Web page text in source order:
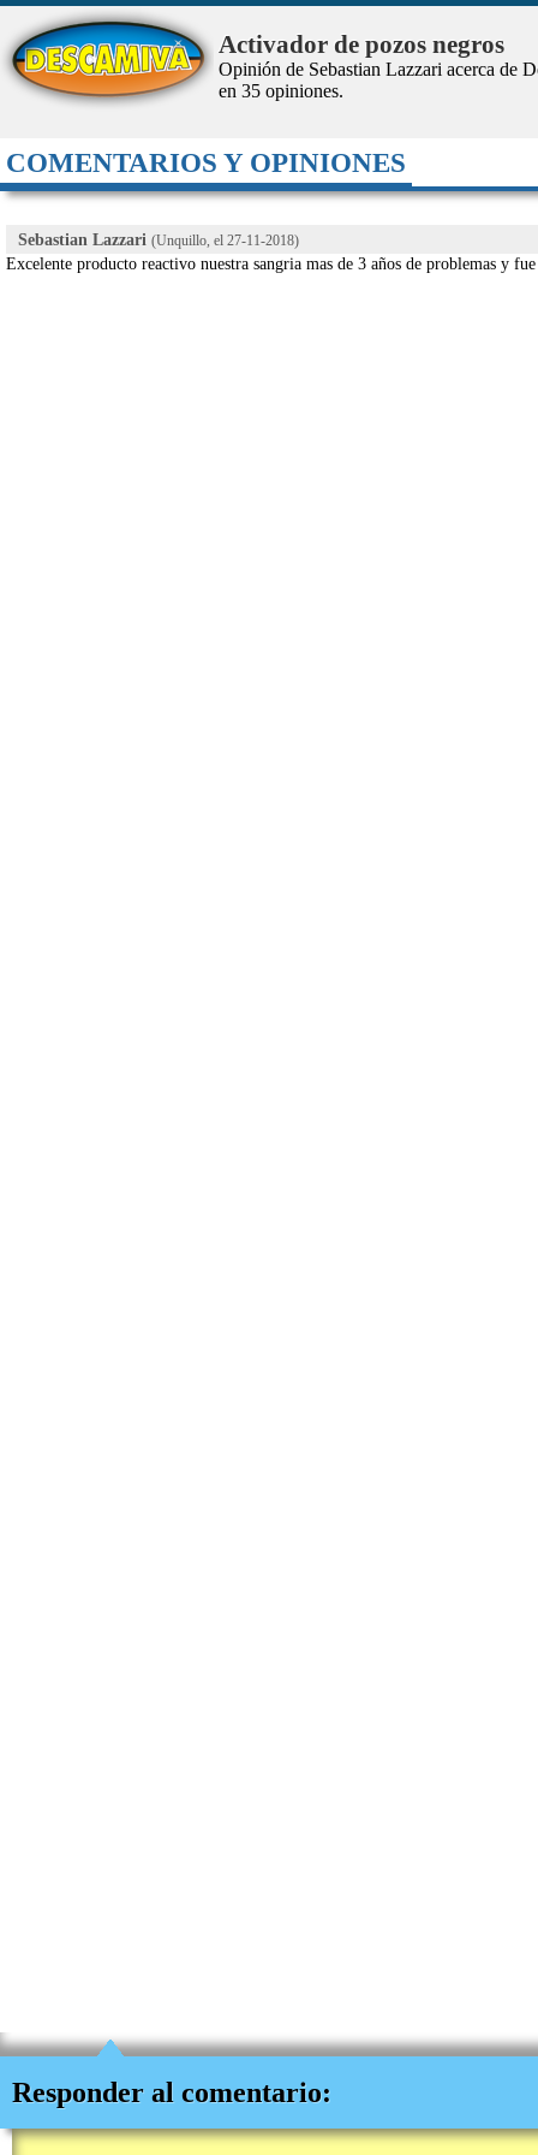
Responder al comentario:
COMENTARIOS Y OPINIONES
Activador de pozos negros
Opinión de Sebastian Lazzari acerca de
en 35 opiniones.
Sebastian Lazzari (Unquillo, el 27-11-2018)
Excelente producto reactivo nuestra sangria mas de 3 años de problemas y